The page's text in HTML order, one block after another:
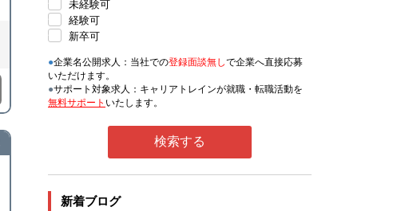
未経験可
経験可
新卒可
●企業名公開求人：当社での登録面談無しで企業へ直接応募
いただけます。
●サポート対象求人：キャリアトレインが就職・転職活動を
無料サポート いたします。
新着ブログ